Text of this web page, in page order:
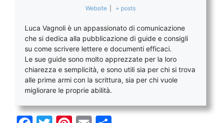
Website + posts
Luca Vagnoli è un appassionato di comunicazione
che si dedica alla pubblicazione di guide e consigli
su come scrivere lettere e documenti efficaci.
Le sue guide sono molto apprezzate per la loro
chiarezza e semplicità, e sono utili sia per chi si trova
alle prime armi con la scrittura, sia per chi vuole
migliorare le proprie abilità.